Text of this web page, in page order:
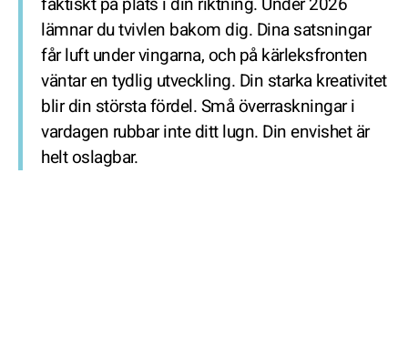
lämnar du tvivlen bakom dig. Dina satsningar
får luft under vingarna, och på kärleksfronten
väntar en tydlig utveckling. Din starka kreativitet
blir din största fördel. Små överraskningar i
vardagen rubbar inte ditt lugn. Din envishet är
helt oslagbar.